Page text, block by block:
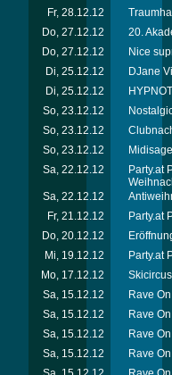
Fr, 28.12.12
Do, 27.12.12
20.
Do, 27.12.12
Nice
Di, 25.12.12
DJane
Di, 25.12.12
So, 23.12.12
So, 23.12.12
So, 23.12.12
Sa, 22.12.12
Party.at
Sa, 22.12.12
Fr, 21.12.12
Party.at
Do, 20.12.12
Mi, 19.12.12
Party.at
Mo, 17.12.12
Sa, 15.12.12
Rave
Sa, 15.12.12
Rave
Sa, 15.12.12
Rave
Sa, 15.12.12
Rave